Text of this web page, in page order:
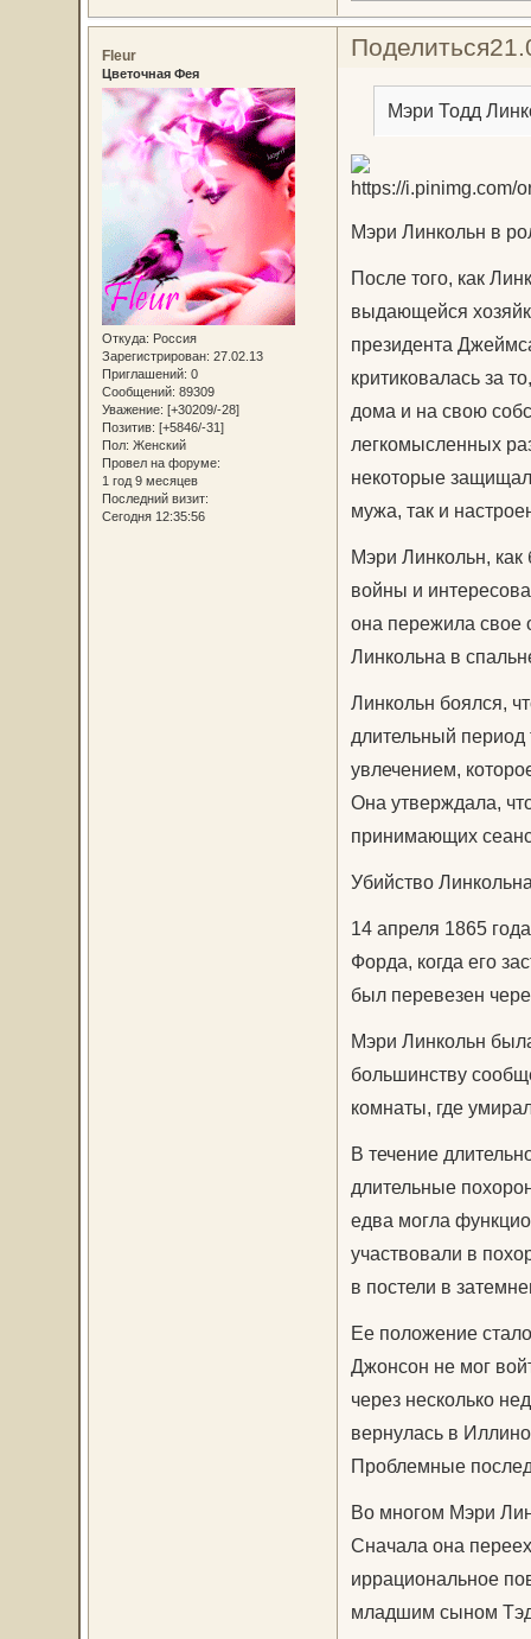
Поделиться
Fleur
Цветочная Фея
Откуда: Россия
Зарегистрирован: 27.02.13
Приглашений: 0
Сообщений: 89309
Уважение: [+30209/-28]
Позитив: [+5846/-31]
Пол: Женский
Провел на форуме:
1 год 9 месяцев
Последний визит:
Сегодня 12:35:56
Мэри Тодд
Мэри Линкольн в
После того, как
выдающейся
президента
критиковалась за
дома и на свою
легкомысленных
некоторые
мужа, так и
Мэри Линкольн,
войны и
она пережила свое
Линкольна в
Линкольн боялся,
длительный период
увлечением,
Она утверждала,
принимающих
Убийство
14 апреля 1865
Форда, когда его
был перевезен
Мэри Линкольн
большинству
комнаты, где
В течение
длительные
едва могла
участвовали в
в постели в
Ее положение
Джонсон не мог
через несколько
вернулась в
Проблемные
Во многом Мэри
Сначала она
иррациональное
младшим сыном